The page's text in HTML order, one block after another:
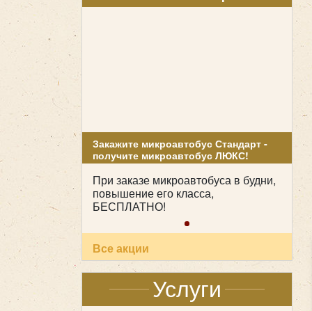
Закажите микроавтобус Стандарт -
получите микроавтобус ЛЮКС!
При заказе микроавтобуса в будни,
повышение его класса,
БЕСПЛАТНО!
Все акции
Услуги